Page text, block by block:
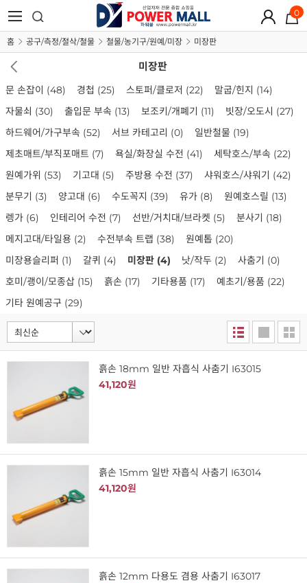
0
홈 공구/측정/절삭/철물 철물/농기구/원예/미장 미장판
미장판
문 손잡이 (48) 경첩 (25) 스토퍼/클로저 (22) 말굽/힌지 (14)
자물쇠 (30) 출입문 부속 (13) 보조키/개폐기 (11) 빗장/오도시 (27)
하드웨어/가구부속 (52) 서브 카테고리 (0) 일반철물 (19)
제초매트/부직포매트 (7) 욕실/화장실 수전 (41) 세탁호스/부속 (22)
원예가위 (53) 기고대 (5) 주방용 수전 (37) 샤워호스/샤워기 (42)
분무기 (3) 양고대 (6) 수도꼭지 (39) 유가 (8) 원예호스릴 (13)
렝가 (6) 인테리어 수전 (7) 선반/거치대/브라켓 (5) 분사기 (18)
메지고대/타일용 (2) 수전부속 트랩 (38) 원예톱 (20)
미장용슬리퍼 (1) 갈퀴 (4) 미장판 (4) 낫/작두 (2) 사춤기 (0)
호미/괭이/모종삽 (15) 흙손 (17) 기타용품 (17) 예초기/용품 (22)
기타 원예공구 (29)
흙손 18mm 일반 자흡식 사춤기 I63015
41,120원
흙손 15mm 일반 자흡식 사춤기 I63014
41,120원
흙손 12mm 다용도 겸용 사춤기 I63017